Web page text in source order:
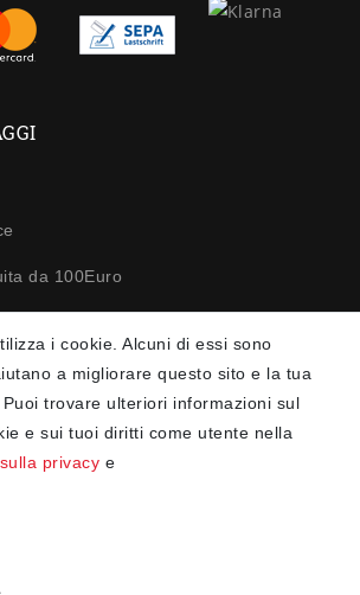
da 100Euro
i cookie. Alcuni di essi sono
a migliorare questo sito e la tua
trovare ulteriori informazioni sul
e sui tuoi diritti come utente nella
privacy e
la